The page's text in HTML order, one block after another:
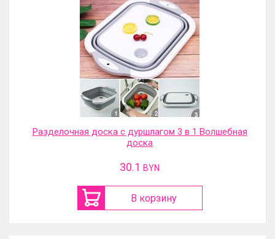
Разделочная доска с дуршлагом 3 в 1 Волшебная
доска
30.1 BYN
В корзину